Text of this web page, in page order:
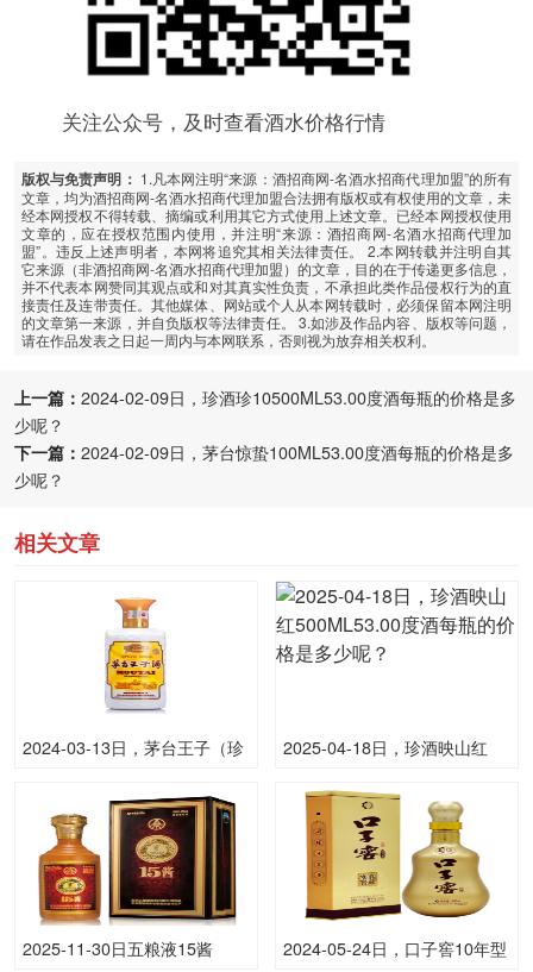
关注公众号，及时查看酒水价格行情
版权与免责声明： 1.凡本网注明“来源：酒招商网-名酒水招商代理加盟”的所有
文章，均为酒招商网-名酒水招商代理加盟合法拥有版权或有权使用的文章，未
经本网授权不得转载、摘编或利用其它方式使用上述文章。已经本网授权使用
文章的，应在授权范围内使用，并注明“来源：酒招商网-名酒水招商代理加
盟”。违反上述声明者，本网将追究其相关法律责任。 2.本网转载并注明自其
它来源（非酒招商网-名酒水招商代理加盟）的文章，目的在于传递更多信息，
并不代表本网赞同其观点或和对其真实性负责，不承担此类作品侵权行为的直
接责任及连带责任。其他媒体、网站或个人从本网转载时，必须保留本网注明
的文章第一来源，并自负版权等法律责任。 3.如涉及作品内容、版权等问题，
请在作品发表之日起一周内与本网联系，否则视为放弃相关权利。
上一篇： 2024-02-09日，珍酒珍10500ML53.00度酒每瓶的价格是多
少呢？
下一篇： 2024-02-09日，茅台惊蛰100ML53.00度酒每瓶的价格是多
少呢？
相关文章
2024-03-13日，茅台王子（珍
价格是多少呢？
2025-04-18日，珍酒映山红
是多少呢？
2025-11-30日五粮液15酱
2024-05-24日，口子窖10年型